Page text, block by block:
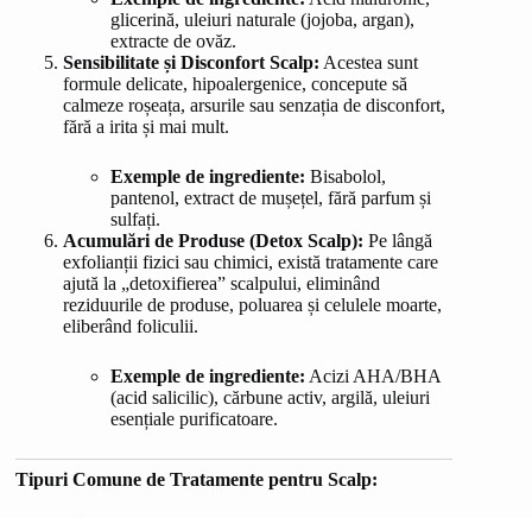
glicerină, uleiuri naturale (jojoba, argan),
extracte de ovăz.
Sensibilitate și Disconfort Scalp: Acestea sunt
formule delicate, hipoalergenice, concepute să
calmeze roșeața, arsurile sau senzația de disconfort,
fără a irita și mai mult.
Exemple de ingrediente: Bisabolol,
pantenol, extract de mușețel, fără parfum și
sulfați.
Acumulări de Produse (Detox Scalp): Pe lângă
exfolianții fizici sau chimici, există tratamente care
ajută la „detoxifierea” scalpului, eliminând
reziduurile de produse, poluarea și celulele moarte,
eliberând foliculii.
Exemple de ingrediente: Acizi AHA/BHA
(acid salicilic), cărbune activ, argilă, uleiuri
esențiale purificatoare.
Tipuri Comune de Tratamente pentru Scalp: